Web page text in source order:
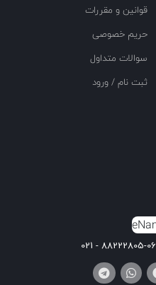
قوانین و مقررات
حریم خصوصی
سوالات متداول
ثبت نام / ورود
88222805-06 - 021